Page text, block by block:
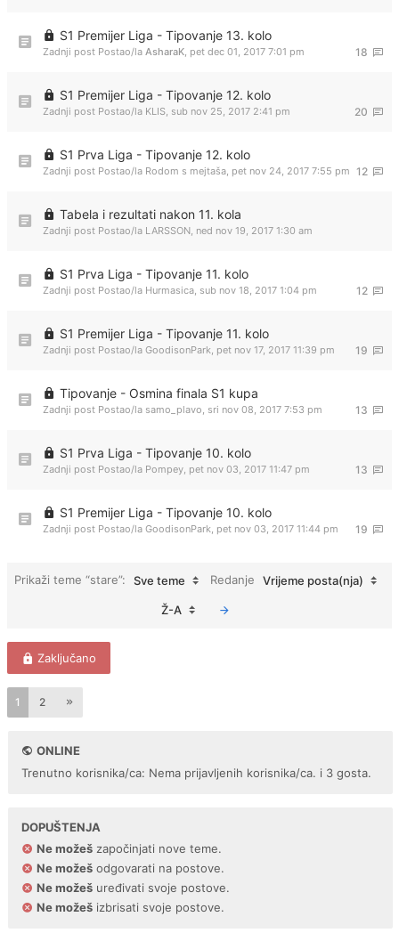
S1 Premijer Liga - Tipovanje 13. kolo
18
Zadnji post Postao/la AsharaK, pet dec 01, 2017 7:01 pm
S1 Premijer Liga - Tipovanje 12. kolo
20
Zadnji post Postao/la KLIS, sub nov 25, 2017 2:41 pm
S1 Prva Liga - Tipovanje 12. kolo
12
Zadnji post Postao/la Rodom s mejtaša, pet nov 24, 2017 7:55 pm
Tabela i rezultati nakon 11. kola
Zadnji post Postao/la LARSSON, ned nov 19, 2017 1:30 am
S1 Prva Liga - Tipovanje 11. kolo
12
Zadnji post Postao/la Hurmasica, sub nov 18, 2017 1:04 pm
S1 Premijer Liga - Tipovanje 11. kolo
19
Zadnji post Postao/la GoodisonPark, pet nov 17, 2017 11:39 pm
Tipovanje - Osmina finala S1 kupa
13
Zadnji post Postao/la samo_plavo, sri nov 08, 2017 7:53 pm
S1 Prva Liga - Tipovanje 10. kolo
13
Zadnji post Postao/la Pompey, pet nov 03, 2017 11:47 pm
S1 Premijer Liga - Tipovanje 10. kolo
19
Zadnji post Postao/la GoodisonPark, pet nov 03, 2017 11:44 pm
Prikaži teme “stare”: Sve teme Redanje Vrijeme posta(nja)
Ž-A
Zaključano
1 2
ONLINE
Trenutno korisnika/ca: Nema prijavljenih korisnika/ca. i 3 gosta.
DOPUŠTENJA
Ne možeš započinjati nove teme.
Ne možeš odgovarati na postove.
Ne možeš uređivati svoje postove.
Ne možeš izbrisati svoje postove.